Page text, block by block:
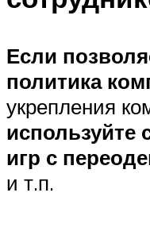
Если
политика
укрепления
игр с
и т.п.